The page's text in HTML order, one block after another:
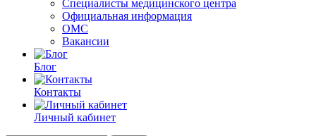
Специалисты медицинского центра
Официальная информация
ОМС
Вакансии
Блог
Контакты
Личный кабинет